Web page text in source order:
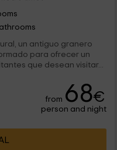
un antiguo granero
para ofrecer un
que desean visitar...
from 68€
person and night